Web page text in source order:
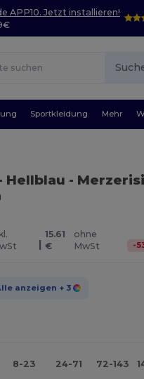
APP10. Jetzt installieren!
Sportkleidung Mehr
Hellblau -
|
15.61
€
ohne
MwSt
-
anzeigen + 3
8-23 24-71 72-143